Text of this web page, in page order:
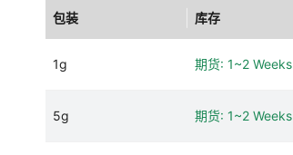
包装 库存
1g 期货: 1~2 Weeks
5g 期货: 1~2 Weeks